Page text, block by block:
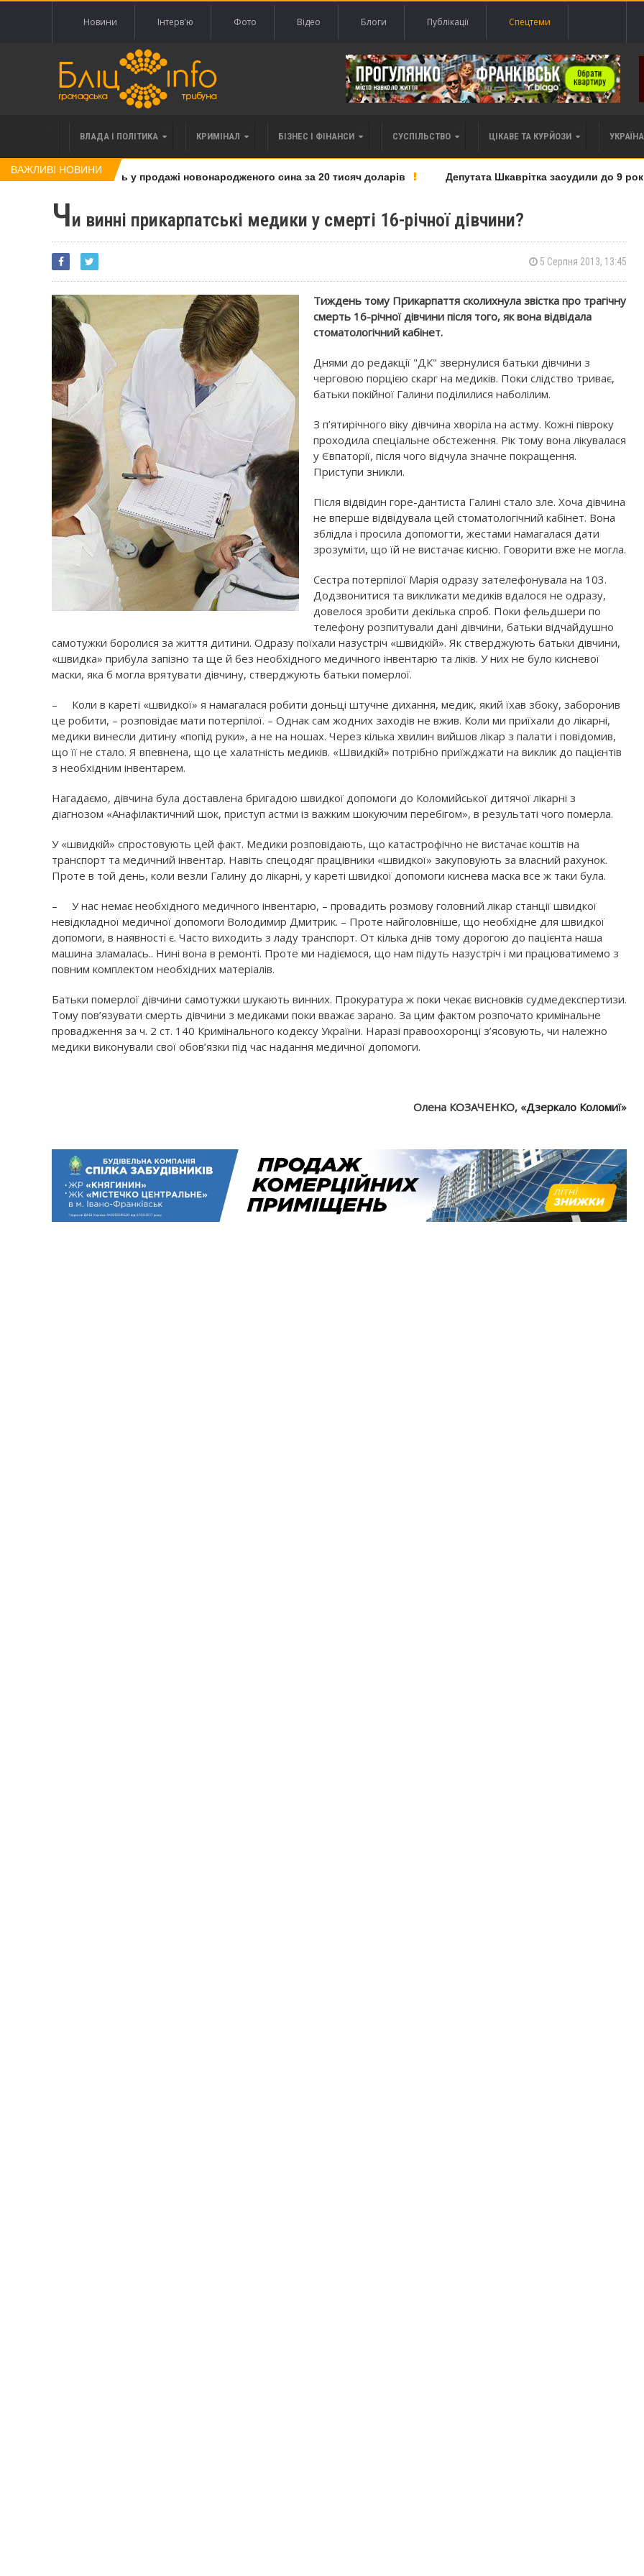
Новини Інтерв'ю Фото Відео Блоги Публікації Спецтеми
ВЛАДА І ПОЛІТИКА КРИМІНАЛ БІЗНЕС І ФІНАНСИ СУСПІЛЬСТВО ЦІКАВЕ ТА КУРЙОЗИ
ВАЖЛИВІ НОВИНИ
яку підозрюють у продажі новонародженого сина за 20 тисяч доларів Депутата Шкаврітка засудили до 9
Чи винні прикарпатські медики у смерті 16-річної дівчини?
5 Серпня 2013, 13:45
Тиждень тому Прикарпаття сколихнула звістка про трагічну
смерть 16-річної дівчини після того, як вона відвідала
стоматологічний кабінет.
Днями до редакції "ДК" звернулися батьки дівчини з
черговою порцією скарг на медиків. Поки слідство триває,
батьки покійної Галини поділилися наболілим.
З п’ятирічного віку дівчина хворіла на астму. Кожні півроку
проходила спеціальне обстеження. Рік тому вона лікувалася
у Євпаторії, після чого відчула значне покращення.
Приступи зникли.
Після відвідин горе-дантиста Галині стало зле. Хоча дівчина
не вперше відвідувала цей стоматологічний кабінет. Вона
зблідла і просила допомогти, жестами намагалася дати
зрозуміти, що їй не вистачає кисню. Говорити вже не могла.
Сестра потерпілої Марія одразу зателефонувала на 103.
Додзвонитися та викликати медиків вдалося не одразу,
довелося зробити декілька спроб. Поки фельдшери по
телефону розпитували дані дівчини, батьки відчайдушно
самотужки боролися за життя дитини. Одразу поїхали назустріч «швидкій». Як стверджують батьки дівчини,
«швидка» прибула запізно та ще й без необхідного медичного інвентарю та ліків. У них не було кисневої
маски, яка б могла врятувати дівчину, стверджують батьки померлої.
– Коли в кареті «швидкої» я намагалася робити доньці штучне дихання, медик, який їхав збоку, заборонив
це робити, – розповідає мати потерпілої. – Однак сам жодних заходів не вжив. Коли ми приїхали до лікарні,
медики винесли дитину «попід руки», а не на ношах. Через кілька хвилин вийшов лікар з палати і повідомив,
що її не стало. Я впевнена, що це халатність медиків. «Швидкій» потрібно приїжджати на виклик до пацієнтів
з необхідним інвентарем.
Нагадаємо, дівчина була доставлена бригадою швидкої допомоги до Коломийської дитячої лікарні з
діагнозом «Анафілактичний шок, приступ астми із важким шокуючим перебігом», в результаті чого померла.
У «швидкій» спростовують цей факт. Медики розповідають, що катастрофічно не вистачає коштів на
транспорт та медичний інвентар. Навіть спецодяг працівники «швидкої» закуповують за власний рахунок.
Проте в той день, коли везли Галину до лікарні, у кареті швидкої допомоги киснева маска все ж таки була.
– У нас немає необхідного медичного інвентарю, – провадить розмову головний лікар станції швидкої
невідкладної медичної допомоги Володимир Дмитрик. – Проте найголовніше, що необхідне для швидкої
допомоги, в наявності є. Часто виходить з ладу транспорт. От кілька днів тому дорогою до пацієнта наша
машина зламалась.. Нині вона в ремонті. Проте ми надіємося, що нам підуть назустріч і ми працюватимемо з
повним комплектом необхідних матеріалів.
Батьки померлої дівчини самотужки шукають винних. Прокуратура ж поки чекає висновків судмедекспертизи.
Тому пов’язувати смерть дівчини з медиками поки вважає зарано. За цим фактом розпочато кримінальне
провадження за ч. 2 ст. 140 Кримінального кодексу України. Наразі правоохоронці з’ясовують, чи належно
медики виконували свої обов’язки під час надання медичної допомоги.
Олена КОЗАЧЕНКО, «Дзеркало Коломиї»